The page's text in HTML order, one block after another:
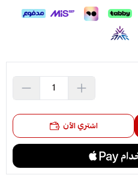
اشتري الآن